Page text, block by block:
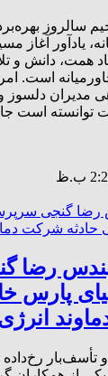
سالروز
یادآور آغاز
همت، دانش و
است.
مدیران
توانسته است
رضا
پارس
و تأسف‌بار